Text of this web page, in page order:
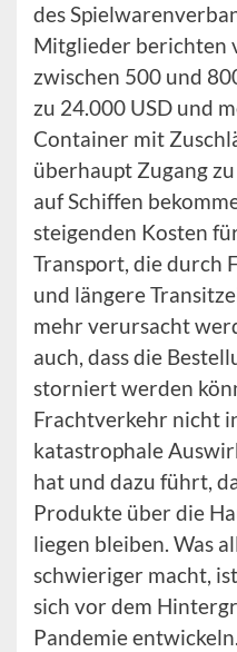
des
Mitglieder berichten
zwischen 500 und
zu 24.000 USD und
Container mit
überhaupt Zugang
auf Schiffen
steigenden Kosten
Transport, die durch
und längere
mehr verursacht
auch, dass die
storniert werden
Frachtverkehr nicht
katastrophale
hat und dazu führt,
Produkte über die
liegen bleiben. Was
schwieriger macht,
sich vor dem
Pandemie entwickeln.